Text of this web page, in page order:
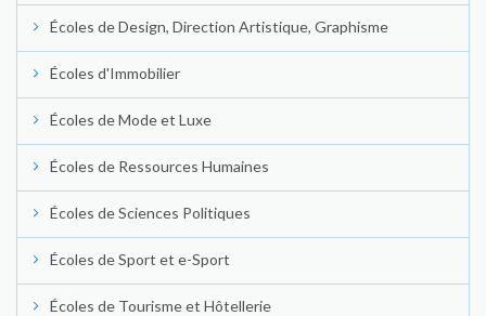
Écoles de Design, Direction Artistique, Graphisme
Écoles d'Immobilier
Écoles de Mode et Luxe
Écoles de Ressources Humaines
Écoles de Sciences Politiques
Écoles de Sport et e-Sport
Écoles de Tourisme et Hôtellerie